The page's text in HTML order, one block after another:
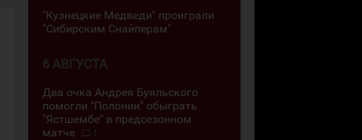
"Кузнецкие Медведи" проиграли
"Сибирским Снайперам"
6 АВГУСТА
Два очка Андрея Буяльского
помогли "Полонии" обыграть
"Ястшембе" в предсезонном
матче
1